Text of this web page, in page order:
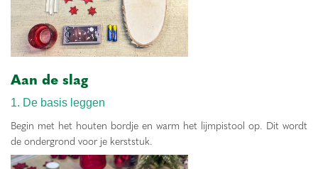
Aan de slag
1. De basis leggen
Begin met het houten bordje en warm het lijmpistool op. Dit wordt
de ondergrond voor je kerststuk.